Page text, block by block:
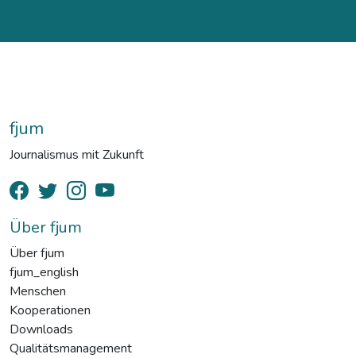
fjum
Journalismus mit Zukunft
Über fjum
Über fjum
fjum_english
Menschen
Kooperationen
Downloads
Qualitätsmanagement